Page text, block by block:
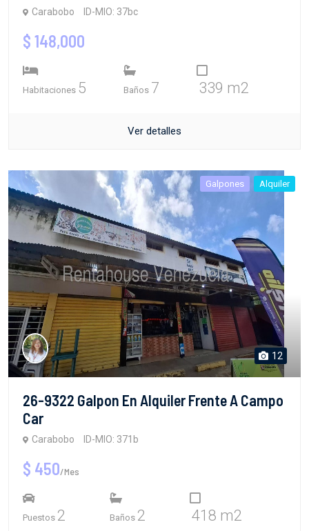
Carabobo ID-MIO: 37bc
$ 148,000
Habitaciones 5 Baños 7 339 m2
Ver detalles
Galpones Alquiler
12
26-9322 Galpon En Alquiler Frente A Campo
Car
Carabobo ID-MIO: 371b
$ 450/Mes
Puestos 2 Baños 2 418 m2